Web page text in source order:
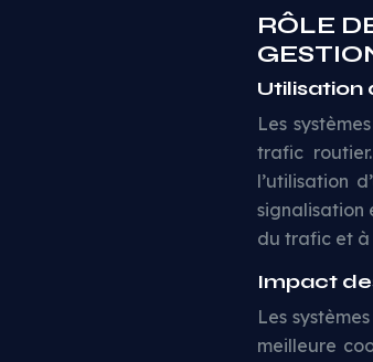
RÔLE
Utilisation
Les
trafic
l’utilisation
signalisation
du trafic et à
Impact
Les
meilleure